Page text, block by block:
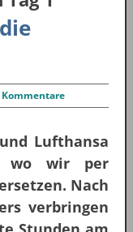
Kommentare
Lufthansa
wo wir per
Nach
verbringen